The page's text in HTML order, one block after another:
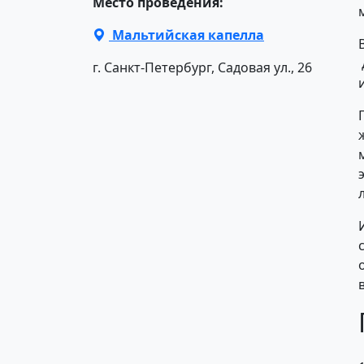
Мальтийская капелла
г. Санкт-Петербург, Садовая ул., 26